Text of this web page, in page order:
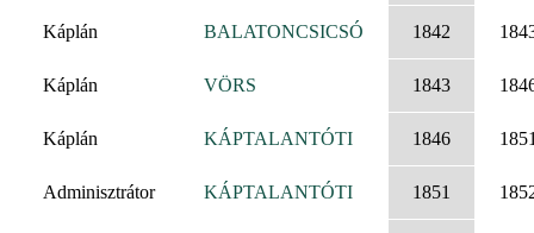
Káplán BALATONCSICSÓ 1842
Káplán VÖRS 1843
Káplán KÁPTALANTÓTI 1846
Adminisztrátor KÁPTALANTÓTI 1851